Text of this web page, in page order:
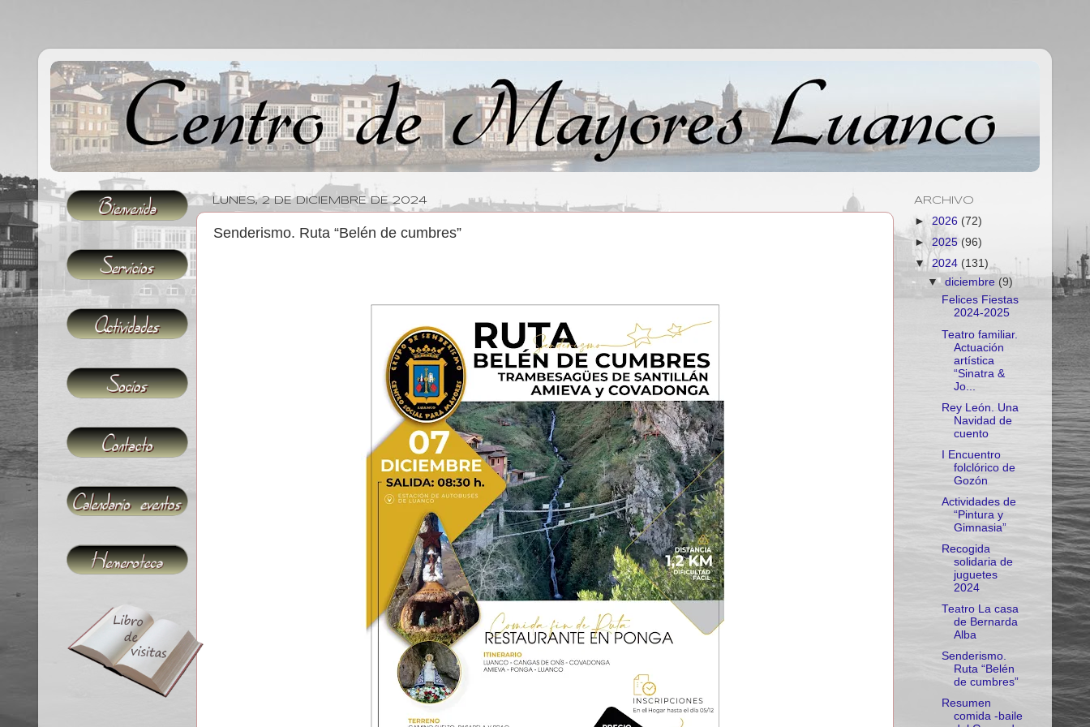
LUNES, 2 DE DICIEMBRE DE 2024
Senderismo. Ruta “Belén de cumbres”
ARCHIVO
► 2026 (72)
► 2025 (96)
▼ 2024 (131)
▼diciembre (9)
Felices Fiestas
2024-2025
Teatro familiar.
Actuación
artística
“Sinatra &
Jo...
Rey León. Una
Navidad de
cuento
I Encuentro
folclórico de
Gozón
Actividades de
“Pintura y
Gimnasia”
Recogida
solidaria de
juguetes
2024
Teatro La casa
de Bernarda
Alba
Senderismo.
Ruta “Belén
de cumbres”
Resumen
comida -baile